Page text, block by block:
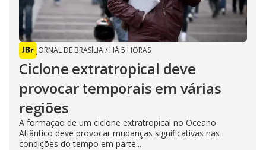
JORNAL DE BRASÍLIA/ HÁ 5 HORAS
Ciclone extratropical deve
provocar temporais em várias
regiões
A formação de um ciclone extratropical no Oceano
Atlântico deve provocar mudanças significativas nas
condições do tempo em parte...